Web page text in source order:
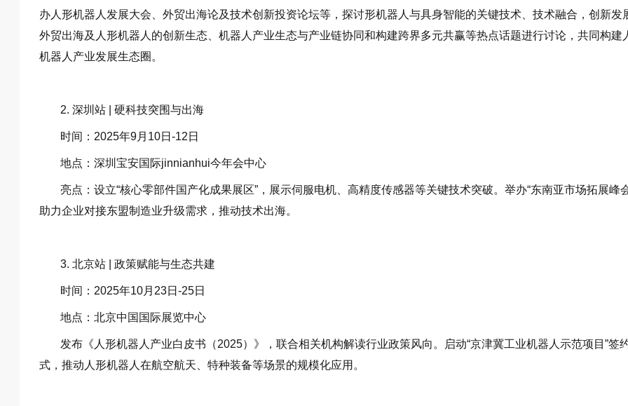
办人形机器人发展大会、外贸出海论及技术创新投资论坛等，探讨形机器人与具身智能的关键技术、技术融合，创新发
外贸出海及人形机器人的创新生态、机器人产业生态与产业链协同和构建跨界多元共赢等热点话题进行讨论，共同构建
机器人产业发展生态圈。
2. 深圳站 | 硬科技突围与出海
时间：2025年9月10日-12日
地点：深圳宝安国际jinnianhui今年会中心
亮点：设立“核心零部件国产化成果展区”，展示伺服电机、高精度传感器等关键技术突破。举办“东南亚市场拓展峰会
助力企业对接东盟制造业升级需求，推动技术出海。
3. 北京站 | 政策赋能与生态共建
时间：2025年10月23日-25日
地点：北京中国国际展览中心
发布《人形机器人产业白皮书（2025）》，联合相关机构解读行业政策风向。启动“京津冀工业机器人示范项目”签
式，推动人形机器人在航空航天、特种装备等场景的规模化应用。